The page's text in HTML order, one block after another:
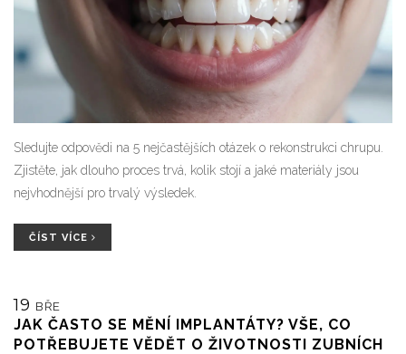
Sledujte odpovědi na 5 nejčastějších otázek o rekonstrukci chrupu.
Zjistěte, jak dlouho proces trvá, kolik stojí a jaké materiály jsou
nejvhodnější pro trvalý výsledek.
ČÍST VÍCE
19 BŘE
JAK ČASTO SE MĚNÍ IMPLANTÁTY? VŠE, CO
POTŘEBUJETE VĚDĚT O ŽIVOTNOSTI ZUBNÍCH